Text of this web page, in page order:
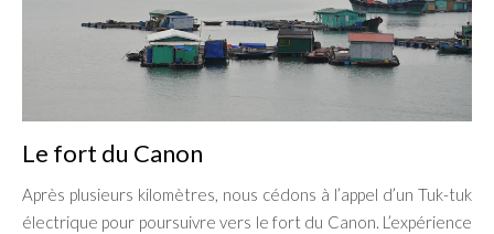
Le fort du Canon
Après plusieurs kilomètres, nous cédons à l’appel d’un Tuk-tuk
électrique pour poursuivre vers le fort du Canon. L’expérience